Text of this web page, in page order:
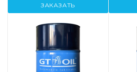
ЗАКАЗАТЬ